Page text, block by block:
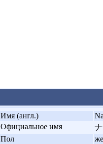
Имя (англ.)
Официальное имя
Пол